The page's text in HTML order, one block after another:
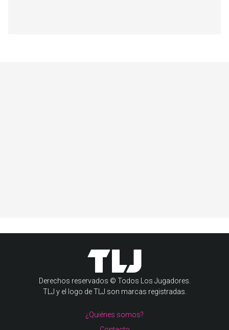
Derechos reservados © Todos Los Jugadores.
TLJ y el logo de TLJ son marcas registradas.
¿Quiénes somos?